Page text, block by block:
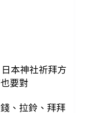
本神社祈拜方
要對
、拉鈴、拜拜